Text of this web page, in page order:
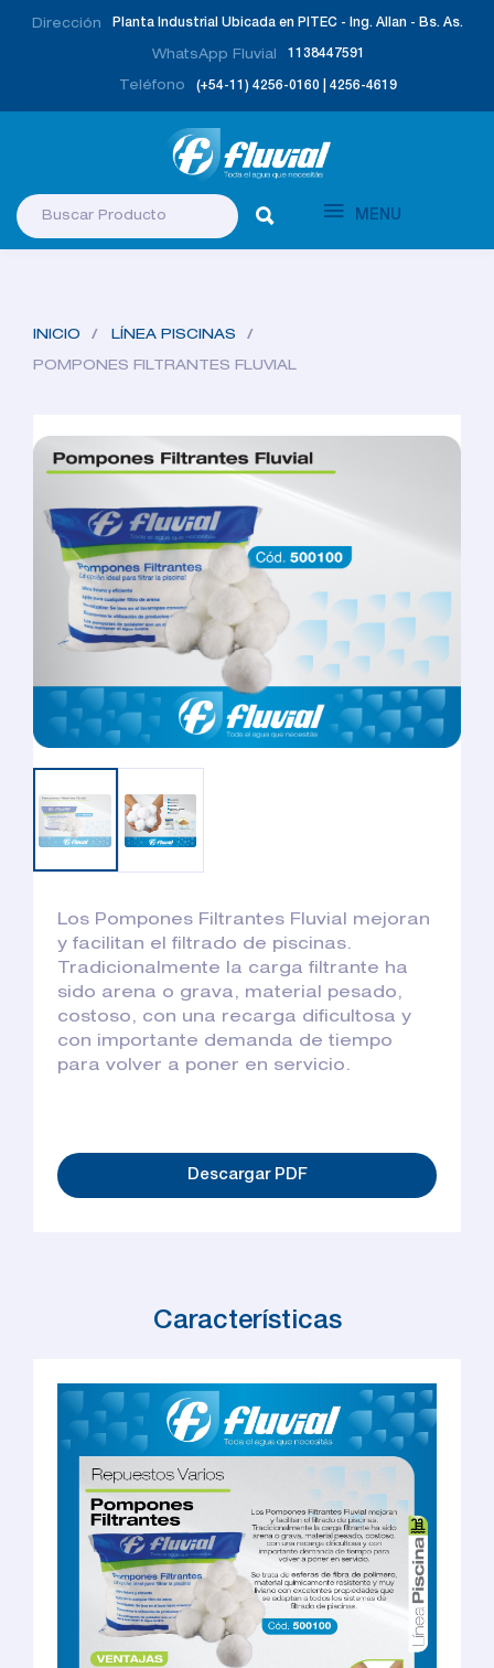
Dirección Planta Industrial Ubicada en PITEC - Ing. Allan - Bs. As.
WhatsApp Fluvial 1138447591
Teléfono (+54-11) 4256-0160 | 4256-4619
MENU
INICIO LÍNEA PISCINAS
POMPONES FILTRANTES FLUVIAL
Los Pompones Filtrantes Fluvial mejoran
y facilitan el filtrado de piscinas.
Tradicionalmente la carga filtrante ha
sido arena o grava, material pesado,
costoso, con una recarga dificultosa y
con importante demanda de tiempo
para volver a poner en servicio.
Descargar PDF
Características